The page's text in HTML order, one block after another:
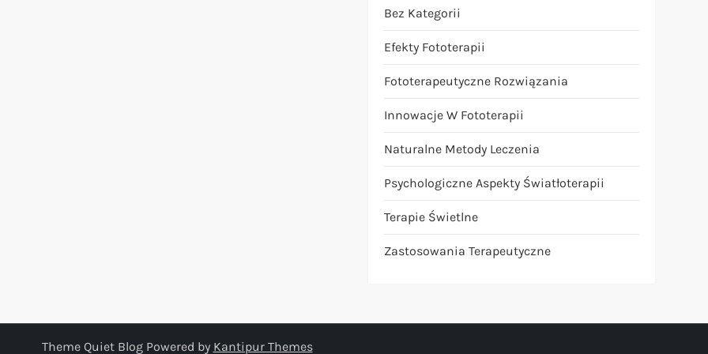
Bez Kategorii
Efekty Fototerapii
Fototerapeutyczne Rozwiązania
Innowacje W Fototerapii
Naturalne Metody Leczenia
Psychologiczne Aspekty Światłoterapii
Terapie Świetlne
Zastosowania Terapeutyczne
Theme Quiet Blog Powered by Kantipur Themes